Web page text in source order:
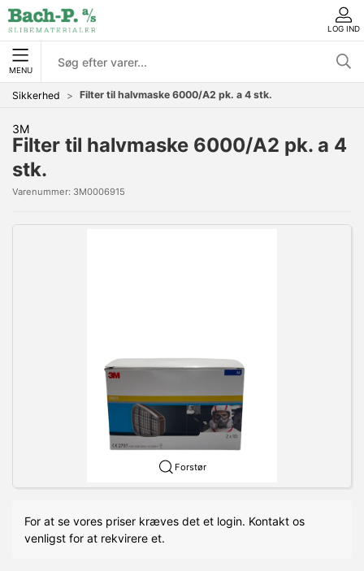
LOG IND
MENU
Sikkerhed Filter til halvmaske 6000/A2 pk. a 4 stk.
3M
Filter til halvmaske 6000/A2 pk. a 4
stk.
Varenummer: 3M0006915
Forstør
For at se vores priser kræves det et login. Kontakt os
venligst for at rekvirere et.